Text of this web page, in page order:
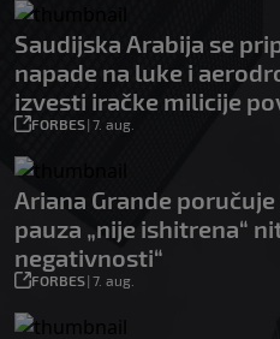
Saudijska Arabija se
napade na luke i
izvesti iračke milicije
FORBES| 7. aug.
Ariana Grande
pauza „nije ishitrena“
negativnosti“
FORBES| 7. aug.